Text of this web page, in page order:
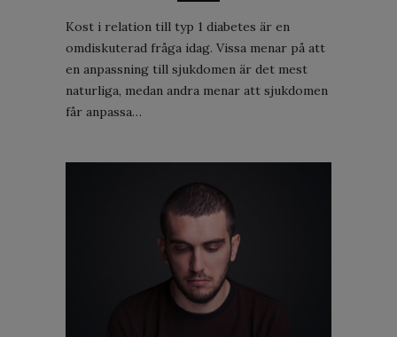
Kost i relation till typ 1 diabetes är en
omdiskuterad fråga idag. Vissa menar på att
en anpassning till sjukdomen är det mest
naturliga, medan andra menar att sjukdomen
får anpassa…